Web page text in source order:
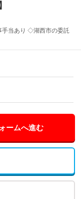
当あり ◇湖西市の委託
ームへ進む